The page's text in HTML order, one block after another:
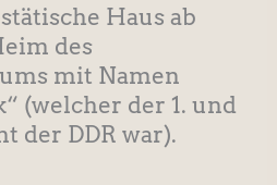
Haus ab
des
mit Namen
(welcher der 1. und
der DDR war).